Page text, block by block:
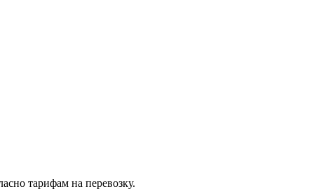
тарифам на перевозку.